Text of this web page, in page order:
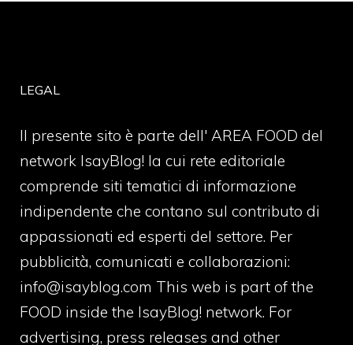
LEGAL
Il presente sito è parte dell' AREA FOOD del
network IsayBlog! la cui rete editoriale
comprende siti tematici di informazione
indipendente che contano sul contributo di
appassionati ed esperti del settore. Per
pubblicità, comunicati e collaborazioni:
info@isayblog.com This web is part of the
FOOD inside the IsayBlog! network. For
advertising, press releases and other